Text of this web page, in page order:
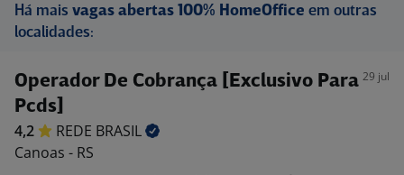
Há mais vagas abertas 100% HomeOffice em outras
localidades:
Operador De Cobrança [Exclusivo Para
Pcds]
29 jul
4,2 REDE BRASIL
Canoas - RS